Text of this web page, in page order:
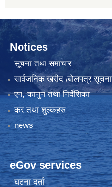
Notices
सूचना तथा समाचार
सार्वजनिक खरीद /बोलपत्र सूचना
एन, कानुन तथा निर्देशिका
कर तथा शुल्कहरु
news
eGov services
घटना दर्ता